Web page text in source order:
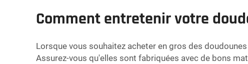
Comment entretenir votre
Lorsque vous souhaitez acheter en gros des
Assurez-vous qu'elles sont fabriquées avec de bons